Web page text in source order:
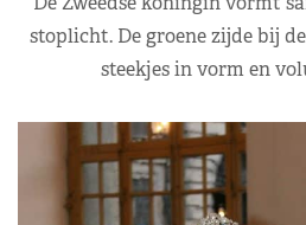
stoplicht. De groene zijde bij
steekjes in vorm en